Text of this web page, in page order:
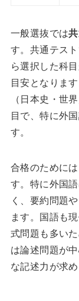
一般選抜では
す。共通テス
ら選択した科
目安となりま
（日本史・世
目で、特に外
す。
合格のために
す。特に外国
く、要約問題
ます。国語も
式問題も多い
は論述問題が
な記述力が求め